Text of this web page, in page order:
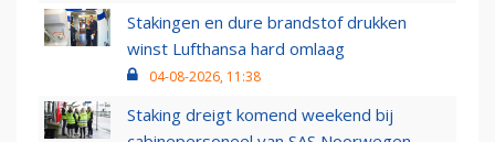
Stakingen en dure brandstof drukken
winst Lufthansa hard omlaag
04-08-2026, 11:38
Staking dreigt komend weekend bij